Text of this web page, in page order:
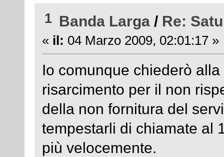
1 Banda Larga / Re:
« il: 04 Marzo 2009, 02:01:17 »
Io comunque chiederò
risarcimento per il non
della non fornitura del
tempestarli di chiamate al
più velocemente.